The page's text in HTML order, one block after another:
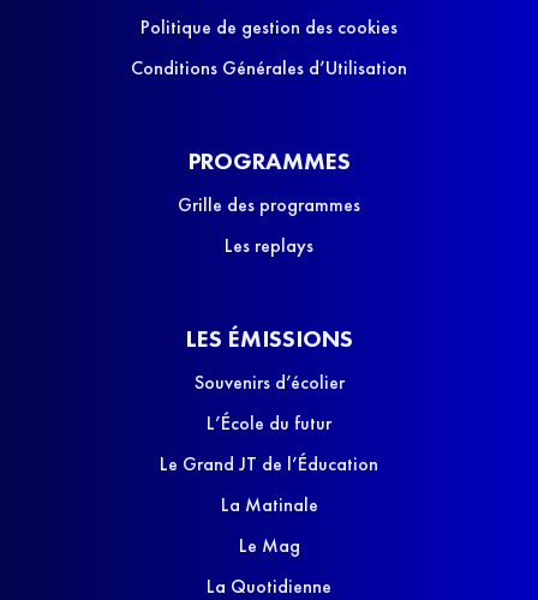
Politique de gestion des cookies
Conditions Générales d’Utilisation
PROGRAMMES
Grille des programmes
Les replays
LES ÉMISSIONS
Souvenirs d’écolier
L’École du futur
Le Grand JT de l’Éducation
La Matinale
Le Mag
La Quotidienne